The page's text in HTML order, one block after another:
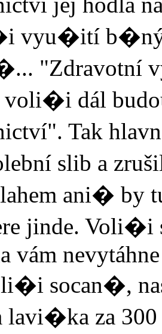
vyu�ití
"Zdravotní
dál
Tak
slib a
ani� by
jinde.
vám
socan�,
lavi�ka za